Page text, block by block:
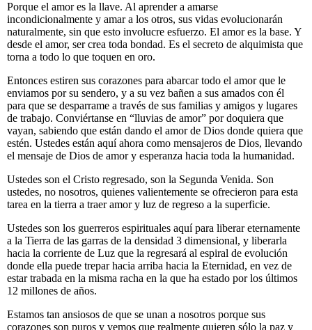
Porque el amor es la llave. Al aprender a amarse
incondicionalmente y amar a los otros, sus vidas evolucionarán
naturalmente, sin que esto involucre esfuerzo. El amor es la base. Y
desde el amor, ser crea toda bondad. Es el secreto de alquimista que
torna a todo lo que toquen en oro.
Entonces estiren sus corazones para abarcar todo el amor que le
enviamos por su sendero, y a su vez bañen a sus amados con él
para que se desparrame a través de sus familias y amigos y lugares
de trabajo. Conviértanse en “lluvias de amor” por doquiera que
vayan, sabiendo que están dando el amor de Dios donde quiera que
estén. Ustedes están aquí ahora como mensajeros de Dios, llevando
el mensaje de Dios de amor y esperanza hacia toda la humanidad.
Ustedes son el Cristo regresado, son la Segunda Venida. Son
ustedes, no nosotros, quienes valientemente se ofrecieron para esta
tarea en la tierra a traer amor y luz de regreso a la superficie.
Ustedes son los guerreros espirituales aquí para liberar eternamente
a la Tierra de las garras de la densidad 3 dimensional, y liberarla
hacia la corriente de Luz que la regresará al espiral de evolución
donde ella puede trepar hacia arriba hacia la Eternidad, en vez de
estar trabada en la misma racha en la que ha estado por los últimos
12 millones de años.
Estamos tan ansiosos de que se unan a nosotros porque sus
corazones son puros y vemos que realmente quieren sólo la paz y